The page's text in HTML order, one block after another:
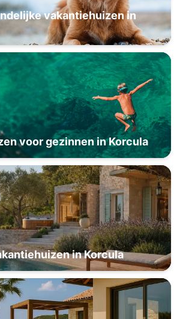
vakantiehuizen in
voor gezinnen in Korcula
in Korcula